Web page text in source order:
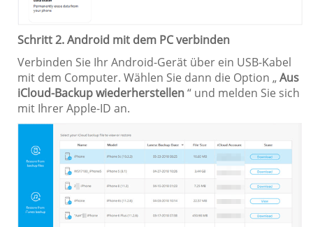
Schritt 2. Android mit dem PC verbinden
Verbinden Sie Ihr Android-Gerät über ein USB-Kabel
mit dem Computer. Wählen Sie dann die Option „Aus
iCloud-Backup wiederherstellen“ und melden Sie sich
mit Ihrer Apple-ID an.